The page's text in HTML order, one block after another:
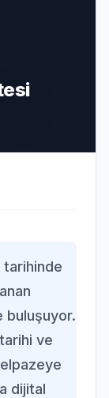
tarihinde
buluşuyor.
ve
dijital